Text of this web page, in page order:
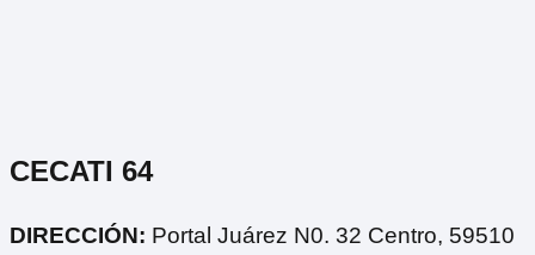
CECATI 64
DIRECCIÓN: Portal Juárez N0. 32 Centro, 59510